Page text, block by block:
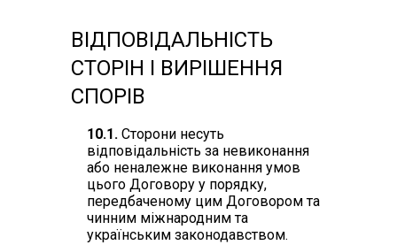
ВІДПОВІДАЛЬНІСТЬ
СТОРІН І ВИРІШЕННЯ
СПОРІВ
10.1. Сторони несуть
відповідальність за невиконання
або неналежне виконання умов
цього Договору у порядку,
передбаченому цим Договором та
чинним міжнародним та
українським законодавством.